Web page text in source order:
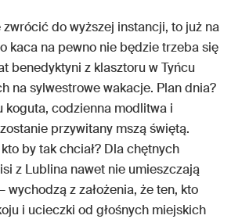
do wyższej instancji, to już na
kaca na pewno nie będzie trzeba się
benedyktyni z klasztoru w Tyńcu
na sylwestrowe wakacje. Plan dnia?
koguta, codzienna modlitwa i
przywitany mszą świętą.
by tak chciał? Dla chętnych
z Lublina nawet nie umieszczają
wychodzą z założenia, że ten, kto
i ucieczki od głośnych miejskich